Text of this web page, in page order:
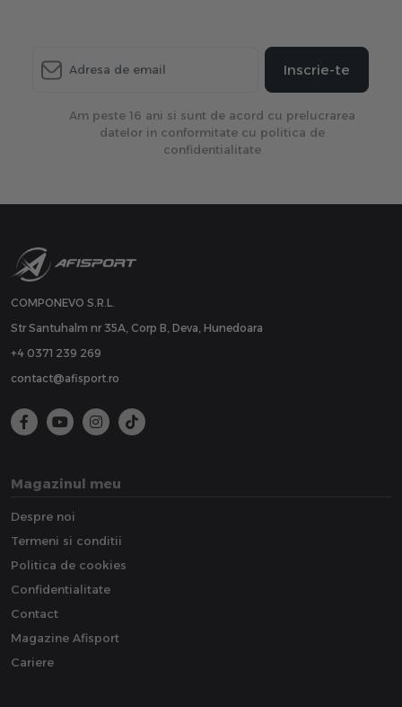
Inscrie-te
Am peste 16 ani si sunt de acord cu prelucrarea
datelor in conformitate cu politica de
confidentialitate
COMPONEVO S.R.L.
Str Santuhalm nr 35A, Corp B, Deva, Hunedoara
+4 0371 239 269
contact@afisport.ro
Magazinul meu
Despre noi
Termeni si conditii
Politica de cookies
Confidentialitate
Contact
Magazine Afisport
Cariere